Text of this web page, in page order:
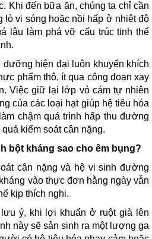
Khi đến bữa ăn, chúng ta chỉ cần
lò vi sóng hoặc nồi hấp ở nhiệt độ
lâu làm phá vỡ cấu trúc tinh thể
hiện đại luôn khuyến khích
phẩm thô, ít qua công đoạn xay
Việc giữ lại lớp vỏ cám tự nhiên
của các loại hạt giúp hệ tiêu hóa
chậm quá trình hấp thu đường
kiểm soát cân nặng.
bột kháng sao cho êm bụng?
cân nặng và hệ vi sinh đường
vào thực đơn hằng ngày vẫn
kịp thích nghi.
ý, khi lợi khuẩn ở ruột già lên
này sẽ sản sinh ra một lượng ga